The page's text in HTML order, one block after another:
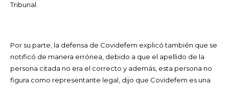
Tribunal.
Por su parte, la defensa de Covidefem explicó también que se
notificó de manera errónea, debido a que el apellido de la
persona citada no era el correcto y además, esta persona no
figura como representante legal, dijo que Covidefem es una